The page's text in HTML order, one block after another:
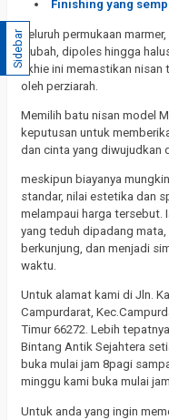
Finishing yang
Seluruh permukaan
klubah, dipoles hingga
akhie ini memastikan
oleh perziarah.
Memilih batu nisan model
keputusan untuk
dan cinta yang diwujudkan
meskipun biayanya
standar, nilai estetika dan
melampaui harga tersebut.
yang teduh dipadang
berkunjung, dan menjadi
waktu.
Untuk alamat kami di Jln.
Campurdarat,
Timur 66272. Lebih
Bintang Antik Sejahtera
buka mulai jam 8pagi
minggu kami buka mulai
Untuk anda yang ingin
Sidebar